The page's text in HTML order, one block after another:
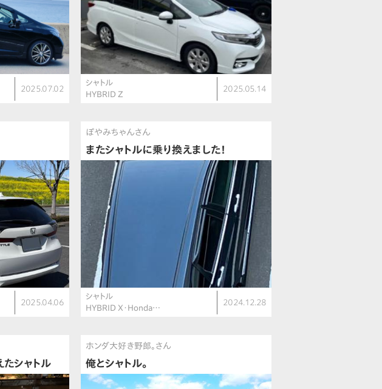
2025.07.02
シャトル
HYBRID Z
2025.05.14
2025.04.06
ぽやみちゃんさん
またシャトルに乗り換えました！
シャトル
HYBRID X・Honda…
2024.12.28
シャトル
ホンダ大好き野郎。さん
俺とシャトル。